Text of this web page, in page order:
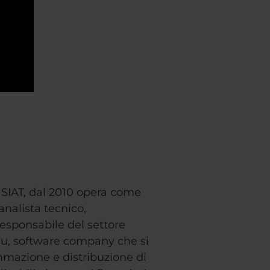
dal 2010 opera come
tecnico,
del settore
software company che si
e distribuzione di